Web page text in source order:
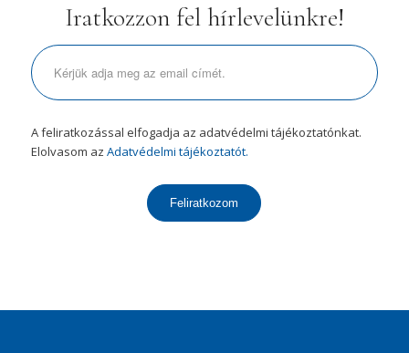
Iratkozzon fel hírlevelünkre!
A feliratkozással elfogadja az adatvédelmi tájékoztatónkat.
Elolvasom az Adatvédelmi tájékoztatót.
Feliratkozom